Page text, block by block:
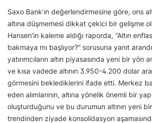
Saxo Bank’ın değerlendirmesine göre, ons
altına düşmemesi dikkat çekici bir gelişme
Hansen’in kaleme aldığı raporda, “Altın
bakmaya mı başlıyor?” sorusuna yanıt
yatırımcıların altın piyasasında yeni bir yön
ve kısa vadede altının 3.950-4.200 dolar
görmesini beklediklerini ifade etti. Merkez
eden alımlarının, altına yönelik önemli bir
oluşturduğunu ve bu durumun altının yeni
trendinden ziyade konsolidasyon